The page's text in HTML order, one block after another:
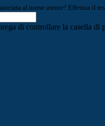
al nome utente? Effettua il
di controllare la casella di